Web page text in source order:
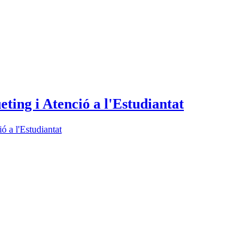
i Atenció a l'Estudiantat
a l'Estudiantat